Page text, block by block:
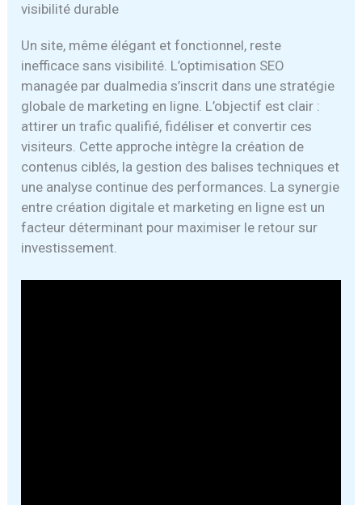
visibilité durable
Un site, même élégant et fonctionnel, reste
inefficace sans visibilité. L’optimisation SEO
managée par dualmedia s’inscrit dans une stratégie
globale de marketing en ligne. L’objectif est clair :
attirer un trafic qualifié, fidéliser et convertir ces
visiteurs. Cette approche intègre la création de
contenus ciblés, la gestion des balises techniques et
une analyse continue des performances. La synergie
entre création digitale et marketing en ligne est un
facteur déterminant pour maximiser le retour sur
investissement.